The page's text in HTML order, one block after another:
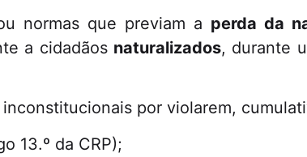
normas que previam a perda da
a cidadãos naturalizados, durante
por violarem,
13.º da CRP);